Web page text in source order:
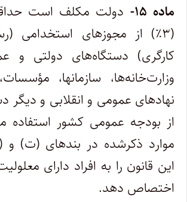
ماده ۱۵-
دولت مکلف است
(۳٪) از مجوزهای استخدامی
کارگری) دستگاه‌های دولتی و
وزارت‌خانه‌ها، سازمان‏ها،
نهادهای عمومی و انقلابی و دیگر
از بودجه عمومی کشور ‌استفاده
این قانون را به افراد دارای
اختصاص دهد.